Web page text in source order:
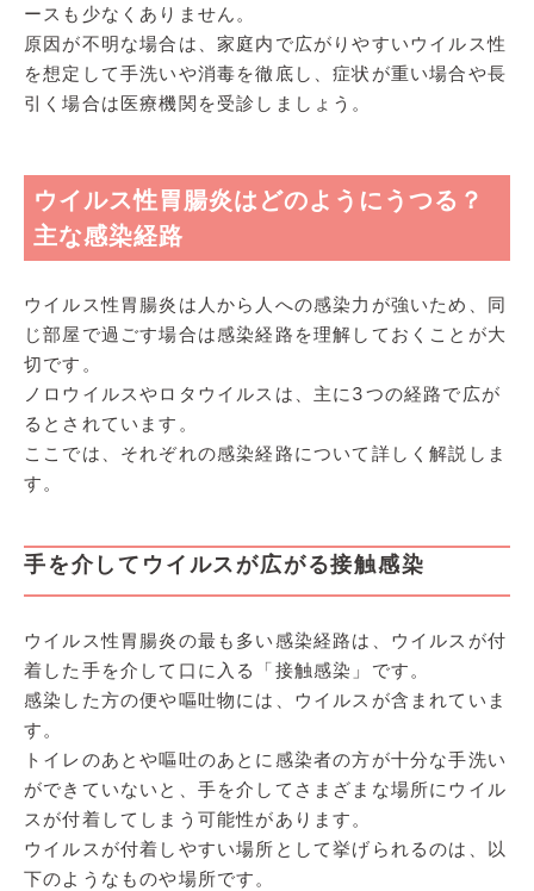
ースも少なくありません。
原因が不明な場合は、家庭内で広がりやすいウイルス性
を想定して手洗いや消毒を徹底し、症状が重い場合や長
引く場合は医療機関を受診しましょう。
ウイルス性胃腸炎はどのようにうつる？
主な感染経路
ウイルス性胃腸炎は人から人への感染力が強いため、同
じ部屋で過ごす場合は感染経路を理解しておくことが大
切です。
ノロウイルスやロタウイルスは、主に3つの経路で広が
るとされています。
ここでは、それぞれの感染経路について詳しく解説しま
す。
手を介してウイルスが広がる接触感染
ウイルス性胃腸炎の最も多い感染経路は、ウイルスが付
着した手を介して口に入る「接触感染」です。
感染した方の便や嘔吐物には、ウイルスが含まれていま
す。
トイレのあとや嘔吐のあとに感染者の方が十分な手洗い
ができていないと、手を介してさまざまな場所にウイル
スが付着してしまう可能性があります。
ウイルスが付着しやすい場所として挙げられるのは、以
下のようなものや場所です。